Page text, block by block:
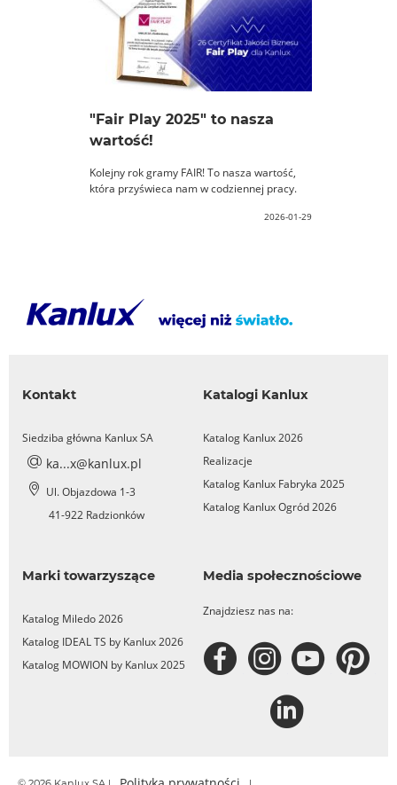
"Fair Play 2025" to nasza
wartość!
Kolejny rok gramy FAIR! To nasza wartość,
która przyświeca nam w codziennej pracy.
2026-01-29
Kontakt
Siedziba główna Kanlux SA
ka...x@kanlux.pl
Ul. Objazdowa 1-3
41-922 Radzionków
Katalogi Kanlux
Katalog Kanlux 2026
Realizacje
Katalog Kanlux Fabryka 2025
Katalog Kanlux Ogród 2026
Marki towarzyszące
Katalog Miledo 2026
Katalog IDEAL TS by Kanlux 2026
Katalog MOWION by Kanlux 2025
Media społecznościowe
Znajdziesz nas na: